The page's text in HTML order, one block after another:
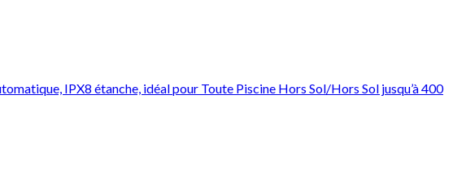
IPX8 étanche, idéal pour Toute Piscine Hors Sol/Hors Sol jusqu’à 400